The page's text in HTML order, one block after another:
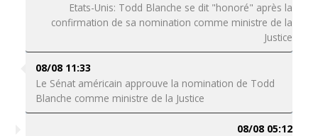
Etats-Unis: Todd Blanche se dit "honoré" après la
confirmation de sa nomination comme ministre de la
Justice
08/08 11:33
Le Sénat américain approuve la nomination de Todd
Blanche comme ministre de la Justice
08/08 05:12